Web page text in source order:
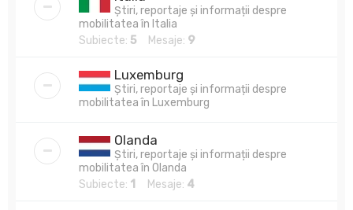
Știri, reportaje și informații despre
mobilitatea în Italia
Subiecte: 5 Mesaje: 9
Luxemburg
Știri, reportaje și informații despre
mobilitatea în Luxemburg
Olanda
Știri, reportaje și informații despre
mobilitatea în Olanda
Subiecte: 1 Mesaje: 4